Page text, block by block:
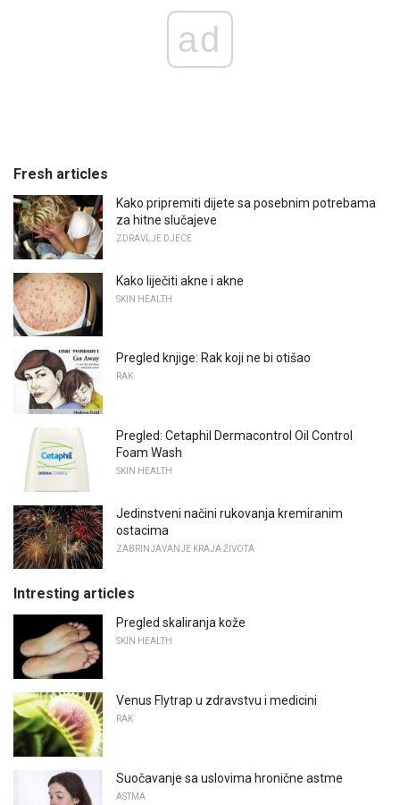
ad
Fresh articles
Kako pripremiti dijete sa posebnim potrebama
za hitne slučajeve
ZDRAVLJE DJECE
Kako liječiti akne i akne
SKIN HEALTH
Pregled knjige: Rak koji ne bi otišao
RAK
Pregled: Cetaphil Dermacontrol Oil Control
Foam Wash
SKIN HEALTH
Jedinstveni načini rukovanja kremiranim
ostacima
ZABRINJAVANJE KRAJA ŽIVOTA
Intresting articles
Pregled skaliranja kože
SKIN HEALTH
Venus Flytrap u zdravstvu i medicini
RAK
Suočavanje sa uslovima hronične astme
ASTMA